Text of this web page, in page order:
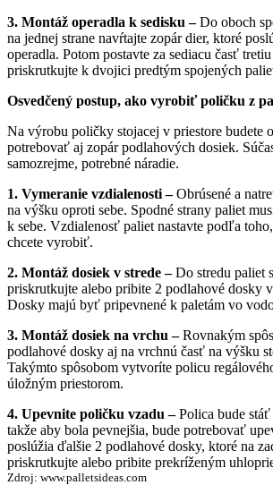
3. Montáž operadla k sedisku –Do oboch
na jednej strane navŕtajte zopár dier, ktoré
operadla. Potom postavte za sediacu časť
priskrutkujte k dvojici predtým spojených
Osvedčený postup, ako vyrobiť poličku z
Na výrobu poličky stojacej v priestore budete
potrebovať aj zopár podlahových dosiek.
samozrejme, potrebné náradie.
1. Vymeranie vzdialenosti –Obrúsené a
na výšku oproti sebe. Spodné strany paliet
k sebe. Vzdialenosť paliet nastavte podľa
chcete vyrobiť.
2. Montáž dosiek v strede –Do stredu paliet
priskrutkujte alebo pribite 2 podlahové dosky
Dosky majú byť pripevnené k paletám vo
3. Montáž dosiek na vrchu –Rovnakým
podlahové dosky aj na vrchnú časť na výšku
Takýmto spôsobom vytvoríte policu
úložným priestorom.
4. Upevnite poličku vzadu –Polica bude
takže aby bola pevnejšia, bude potrebovať
poslúžia ďalšie 2 podlahové dosky, ktoré na
priskrutkujte alebo pribite prekríženým
Zdroj: www.palletsideas.com